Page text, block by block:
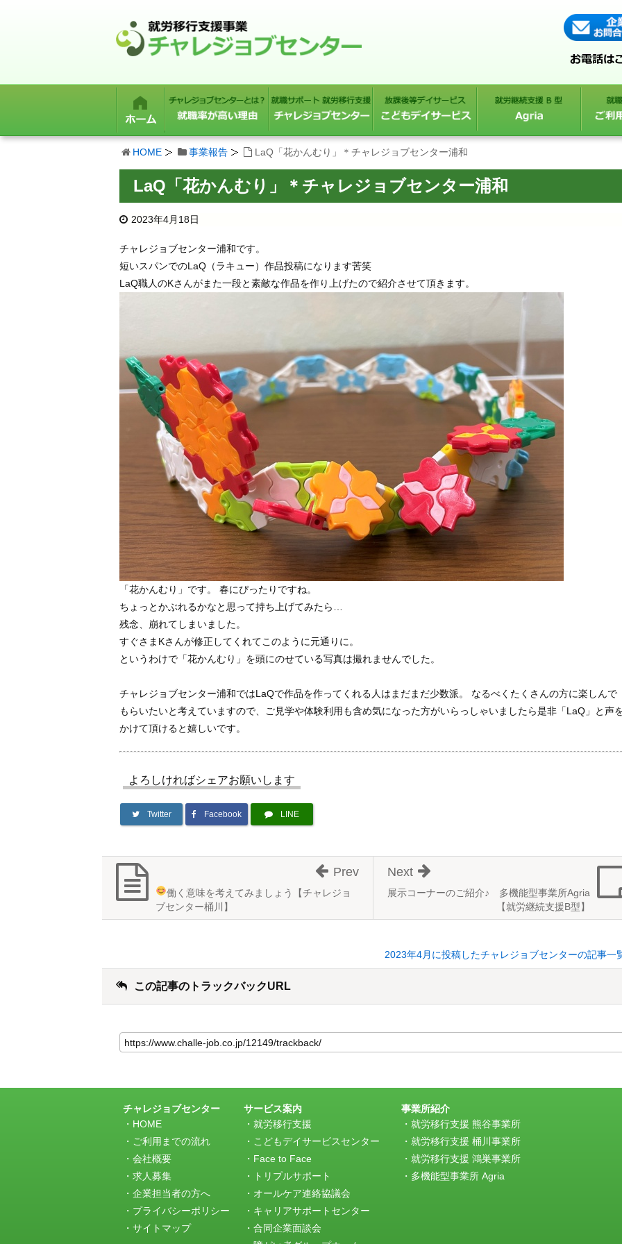
HOME 事業報告 LaQ「花かんむり」＊チャレジョブセンター浦和
LaQ「花かんむり」＊チャレジョブセンター浦和
2023年4月18日
チャレジョブセンター浦和です。
短いスパンでのLaQ（ラキュー）作品投稿になります苦笑
LaQ職人のKさんがまた一段と素敵な作品を作り上げたので紹介させて頂きます。
「花かんむり」です。 春にぴったりですね。
ちょっとかぶれるかなと思って持ち上げてみたら…
残念、崩れてしまいました。
すぐさまKさんが修正してくれてこのように元通りに。
というわけで「花かんむり」を頭にのせている写真は撮れませんでした。
チャレジョブセンター浦和ではLaQで作品を作ってくれる人はまだまだ少数派。 なるべくたくさんの方に楽しんで
もらいたいと考えていますので、ご見学や体験利用も含め気になった方がいらっしゃいましたら是非「LaQ」と声
かけて頂けると嬉しいです。
よろしければシェアお願いします
Twitter Facebook LINE
展示コーナーのご紹介♪ 多機能型事業所Agria
【就労継続支援B型】
Next
働く意味を考えてみましょう
【チャレジョ
ブセンター桶川】
Prev
2023年4月に投稿したチャレジョブセンターの記事一
この記事のトラックバックURL
の
記
ラ
ッ
ク
URL
チャレジョブセンター
HOME
ご利用までの流れ
会社概要
求人募集
企業担当者の方へ
プライバシーポリシー
サイトマップ
サービス案内
就労移行支援
こどもデイサービスセンター
Face to Face
トリプルサポート
オールケア連絡協議会
キャリアサポートセンター
合同企業面談会
事業所紹介
就労移行支援 熊谷事業所
就労移行支援 桶川事業所
就労移行支援 鴻巣事業所
多機能型事業所 Agria